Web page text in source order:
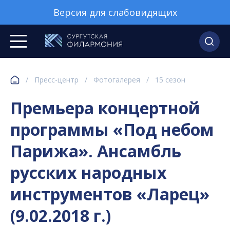
Версия для слабовидящих
/ Пресс-центр / Фотогалерея / 15 сезон
Премьера концертной
программы «Под небом
Парижа». Ансамбль
русских народных
инструментов «Ларец»
(9.02.2018 г.)